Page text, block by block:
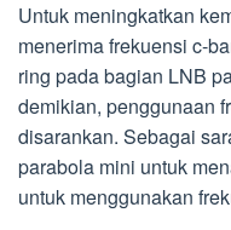
Untuk meningkatkan
menerima frekuensi c-
ring pada bagian LNB
demikian, penggunaan
disarankan. Sebagai
parabola mini untuk
untuk menggunakan